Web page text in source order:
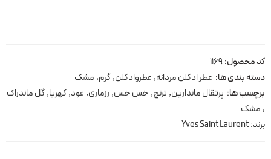
کد محصول:1169
دسته بندی ها: عطر ادکلن مردانه, عطروادکلن,گرم, مشک
برچسب ها: پرتقال ماندارین, ترنج, خس خس, رزماری, عود,کهربا,گل ماندراک
, مشک
برند:Yves Saint Laurent